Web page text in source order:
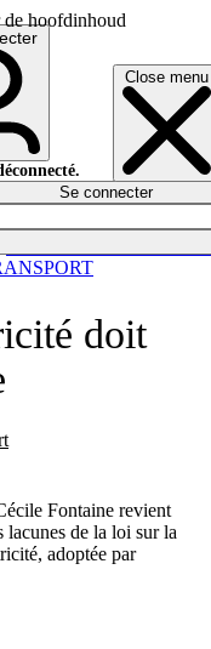
de hoofdinhoud
Close menu
Se connecter
doit
Fontaine revient
de la loi sur la
adoptée par